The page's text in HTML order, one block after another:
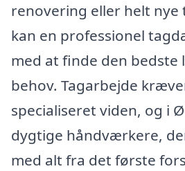
renovering eller helt nye
kan en professionel
med at finde den bedste
behov. Tagarbejde
specialiseret viden, og i
dygtige håndværkere,
med alt fra det første